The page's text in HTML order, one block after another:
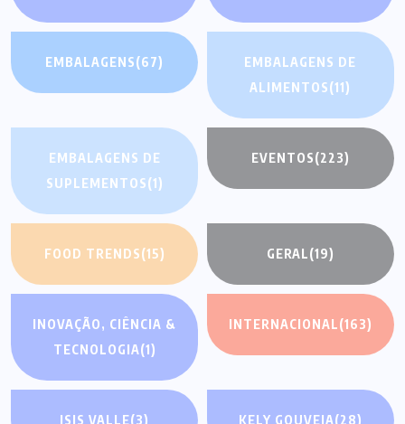
EMBALAGENS(67)
EMBALAGENS DE
ALIMENTOS(11)
EMBALAGENS DE
SUPLEMENTOS(1)
EVENTOS(223)
FOOD TRENDS(15) GERAL(19)
INOVAÇÃO, CIÊNCIA &
TECNOLOGIA(1)
INTERNACIONAL(163)
ISIS VALLE(3) KELY GOUVEIA(28)